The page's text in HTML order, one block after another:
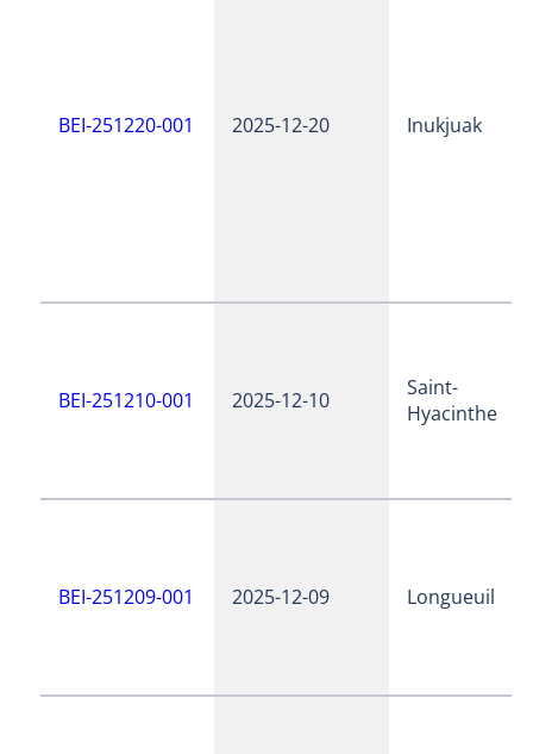
BEI-251220-001 2025-12-20 Inukjuak
BEI-251210-001 2025-12-10
Saint-
Hyacinthe
BEI-251209-001 2025-12-09 Longueuil